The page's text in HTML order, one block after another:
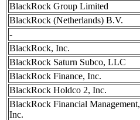
BlackRock Group Limited
BlackRock (Netherlands) B.V.
-
BlackRock, Inc.
BlackRock Saturn Subco, LLC
BlackRock Finance, Inc.
BlackRock Holdco 2, Inc.
BlackRock Financial Management,
Inc.